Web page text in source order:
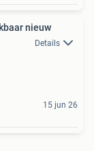
Wenco Droogrek uittrekbaar nieuw
Details
15 jun 26